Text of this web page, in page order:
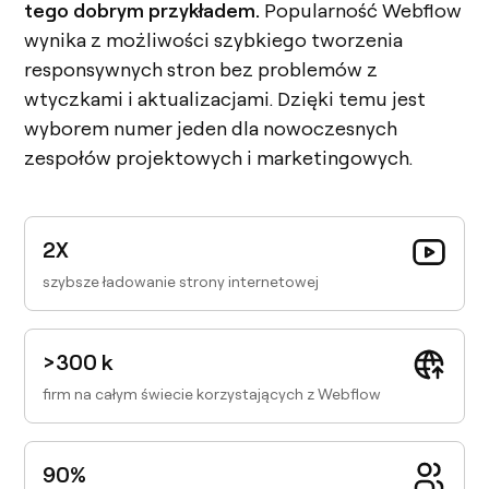
tego dobrym przykładem. Popularność Webflow
wynika z możliwości szybkiego tworzenia
responsywnych stron bez problemów z
wtyczkami i aktualizacjami. Dzięki temu jest
wyborem numer jeden dla nowoczesnych
zespołów projektowych i marketingowych.
2X
szybsze ładowanie strony internetowej
>300 k
firm na całym świecie korzystających z Webflow
90%